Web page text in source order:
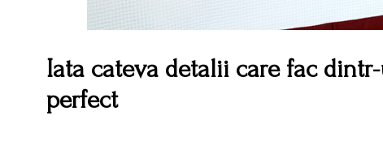
Iata cateva detalii care fac
perfect